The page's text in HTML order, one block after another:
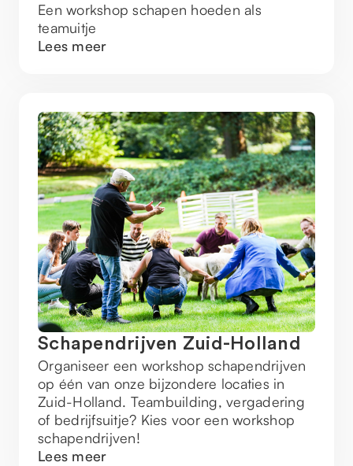
Een workshop schapen hoeden als
teamuitje
Lees meer
Schapendrijven Zuid-Holland
Organiseer een workshop schapendrijven
op één van onze bijzondere locaties in
Zuid-Holland. Teambuilding, vergadering
of bedrijfsuitje? Kies voor een workshop
schapendrijven!
Lees meer